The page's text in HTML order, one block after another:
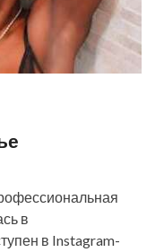
в
в Instagram-